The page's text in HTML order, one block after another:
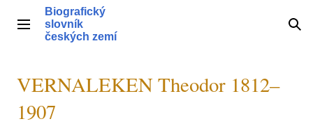
obsahHlavní menu
Biografický
slovník
českých zemí
VERNALEKEN Theodor 1812–
1907